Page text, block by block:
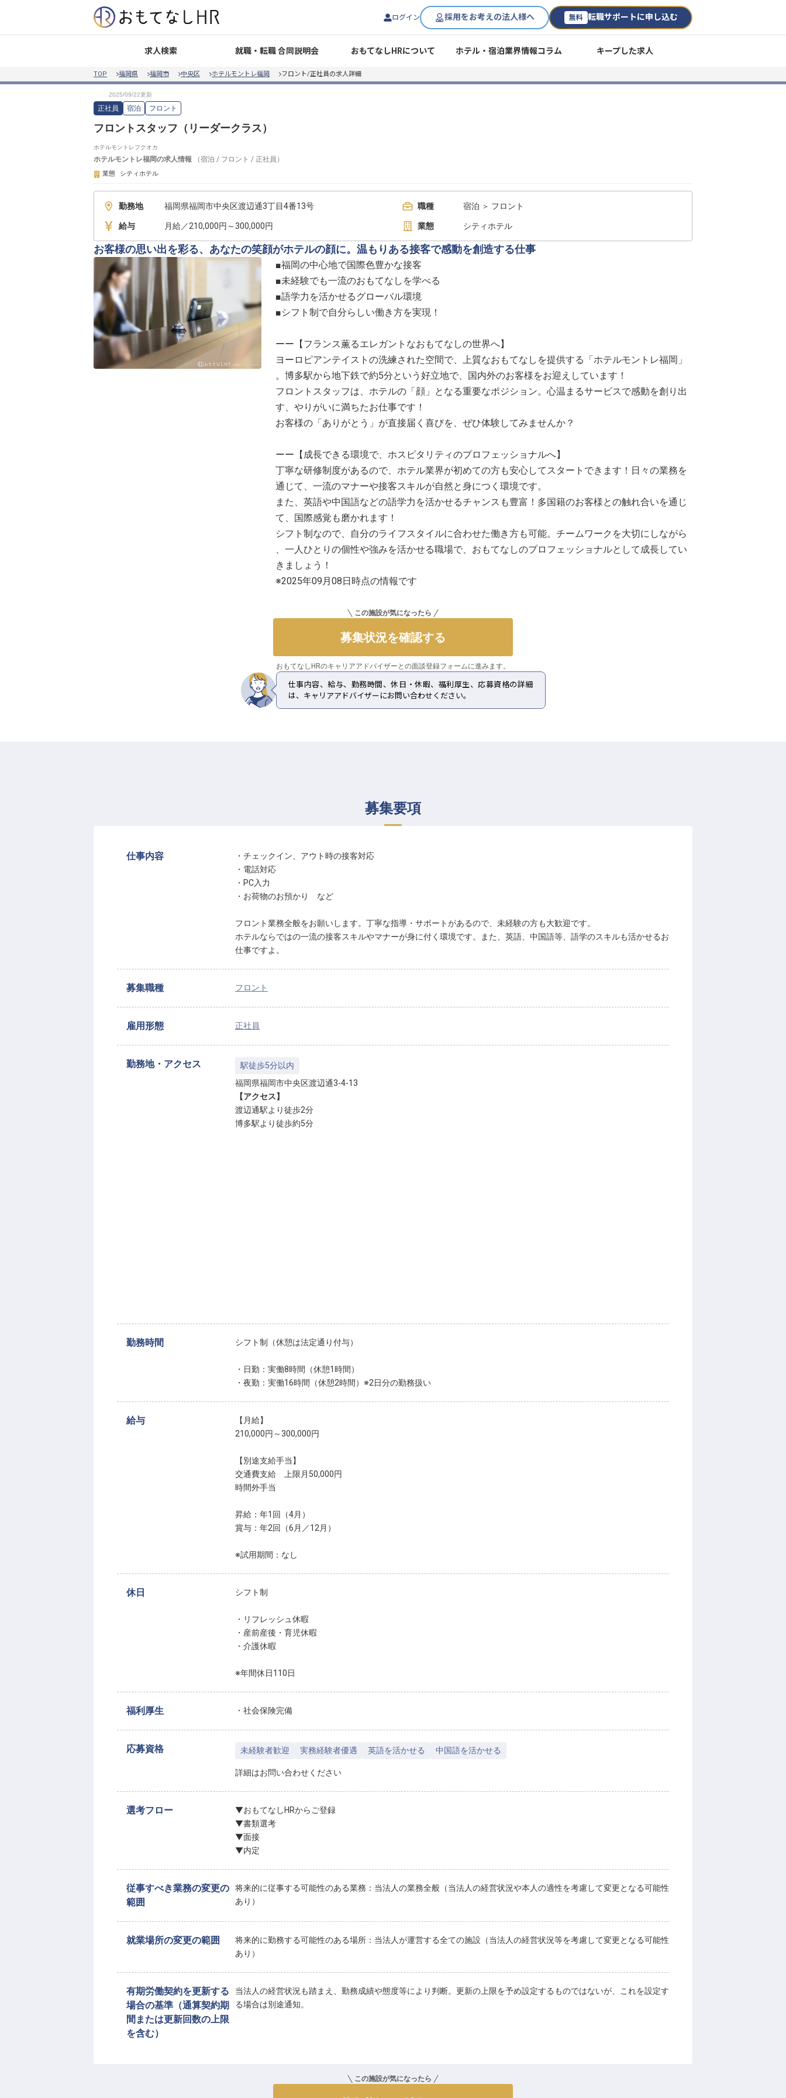
ログイン 採用をお考えの法人様へ 無料 転職サポートに申し込む
求人検索 就職・転職 合同説明会 おもてなしHRについて ホテル・宿泊業界情報コラム キープした求人
TOP 福岡県 福岡市 中央区 ホテルモントレ福岡 フロント/正社員の求人詳細
正社員 宿泊 フロント
フロントスタッフ（リーダークラス）
ホテルモントレフクオカ
ホテルモントレ福岡の求人情報 （宿泊 / フロント / 正社員 ）
業態 シティホテル
勤務地 福岡県福岡市中央区渡辺通3丁目4番13号 職種 宿泊 ＞ フロント
給与 月給／210,000円～300,000円 業態 シティホテル
お客様の思い出を彩る、あなたの笑顔がホテルの顔に。温もりある接客で感動を創造する仕事
■福岡の中心地で国際色豊かな接客
■未経験でも一流のおもてなしを学べる
■語学力を活かせるグローバル環境
■シフト制で自分らしい働き方を実現！
ーー【フランス薫るエレガントなおもてなしの世界へ】
ヨーロピアンテイストの洗練された空間で、上質なおもてなしを提供する「ホテルモントレ福岡」
。博多駅から地下鉄で約5分という好立地で、国内外のお客様をお迎えしています！
フロントスタッフは、ホテルの「顔」となる重要なポジション。心温まるサービスで感動を創り出
す、やりがいに満ちたお仕事です！
お客様の「ありがとう」が直接届く喜びを、ぜひ体験してみませんか？
ーー【成長できる環境で、ホスピタリティのプロフェッショナルへ】
丁寧な研修制度があるので、ホテル業界が初めての方も安心してスタートできます！日々の業務を
通じて、一流のマナーや接客スキルが自然と身につく環境です。
また、英語や中国語などの語学力を活かせるチャンスも豊富！多国籍のお客様との触れ合いを通じ
て、国際感覚も磨かれます！
シフト制なので、自分のライフスタイルに合わせた働き方も可能。チームワークを大切にしながら
、一人ひとりの個性や強みを活かせる職場で、おもてなしのプロフェッショナルとして成長してい
きましょう！
※2025年09月08日時点の情報です
この施設が気になったら
募集状況を確認する
おもてなしHRのキャリアアドバイザーとの面談登録フォームに進みます。
仕事内容、給与、勤務時間、休日・休暇、福利厚生、応募資格の詳細
は、キャリアアドバイザーにお問い合わせください。
募集要項
仕事内容
・チェックイン、アウト時の接客対応
・電話対応
・PC入力
・お荷物のお預かり など
フロント業務全般をお願いします。丁寧な指導・サポートがあるので、未経験の方も大歓迎です。
ホテルならではの一流の接客スキルやマナーが身に付く環境です。また、英語、中国語等、語学のスキルも活かせるお
仕事ですよ。
募集職種 フロント
雇用形態 正社員
勤務地・アクセス
駅徒歩5分以内
福岡県福岡市中央区渡辺通3-4-13
【アクセス】
渡辺通駅より徒歩2分
博多駅より徒歩約5分
勤務時間 シフト制（休憩は法定通り付与）
・日勤：実働8時間（休憩1時間）
・夜勤：実働16時間（休憩2時間）※2日分の勤務扱い
給与
【月給】
210,000円～300,000円
【別途支給手当】
交通費支給 上限月50,000円
時間外手当
昇給：年1回（4月）
賞与：年2回（6月／12月）
※試用期間：なし
休日 シフト制
・リフレッシュ休暇
・産前産後・育児休暇
・介護休暇
※年間休日110日
福利厚生 ・社会保険完備
応募資格 未経験者歓迎 実務経験者優遇 英語を活かせる 中国語を活かせる
詳細はお問い合わせください
選考フロー
▼おもてなしHRからご登録
▼書類選考
▼面接
▼内定
従事すべき業務の変更の
範囲
将来的に従事する可能性のある業務：当法人の業務全般（当法人の経営状況や本人の適性を考慮して変更となる可能性
あり）
就業場所の変更の範囲
将来的に勤務する可能性のある場所：当法人が運営する全ての施設（当法人の経営状況等を考慮して変更となる可能性
あり）
有期労働契約を更新する
場合の基準（通算契約期
間または更新回数の上限
を含む）
当法人の経営状況も踏まえ、勤務成績や態度等により判断。更新の上限を予め設定するものではないが、これを設定す
る場合は別途通知。
この施設が気になったら